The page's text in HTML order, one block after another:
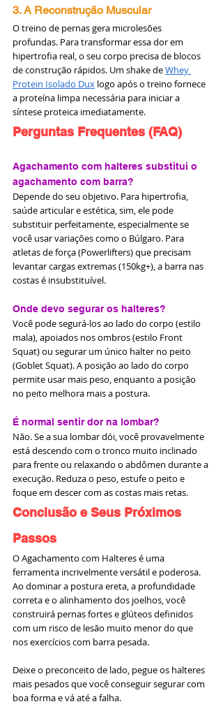
3. A Reconstrução Muscular
O treino de pernas gera microlesões
profundas. Para transformar essa dor em
hipertrofia real, o seu corpo precisa de blocos
de construção rápidos. Um shake de Whey
Protein Isolado Dux logo após o treino fornece
a proteína limpa necessária para iniciar a
síntese proteica imediatamente.
Perguntas Frequentes (FAQ)
Agachamento com halteres substitui o
agachamento com barra?
Depende do seu objetivo. Para hipertrofia,
saúde articular e estética, sim, ele pode
substituir perfeitamente, especialmente se
você usar variações como o Búlgaro. Para
atletas de força (Powerlifters) que precisam
levantar cargas extremas (150kg+), a barra nas
costas é insubstituível.
Onde devo segurar os halteres?
Você pode segurá-los ao lado do corpo (estilo
mala), apoiados nos ombros (estilo Front
Squat) ou segurar um único halter no peito
(Goblet Squat). A posição ao lado do corpo
permite usar mais peso, enquanto a posição
no peito melhora mais a postura.
É normal sentir dor na lombar?
Não. Se a sua lombar dói, você provavelmente
está descendo com o tronco muito inclinado
para frente ou relaxando o abdômen durante a
execução. Reduza o peso, estufe o peito e
foque em descer com as costas mais retas.
Conclusão e Seus Próximos
Passos
O Agachamento com Halteres é uma
ferramenta incrivelmente versátil e poderosa.
Ao dominar a postura ereta, a profundidade
correta e o alinhamento dos joelhos, você
construirá pernas fortes e glúteos definidos
com um risco de lesão muito menor do que
nos exercícios com barra pesada.
Deixe o preconceito de lado, pegue os halteres
mais pesados que você conseguir segurar com
boa forma e vá até a falha.